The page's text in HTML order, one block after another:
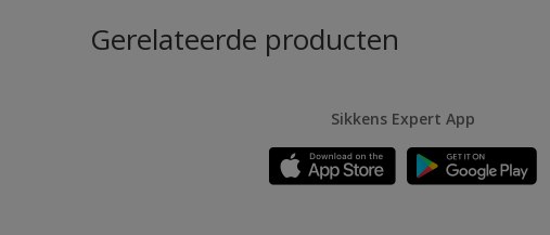
Gerelateerde producten
Sikkens Expert App